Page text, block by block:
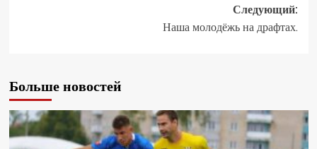
Следующий:
Наша молодёжь на драфтах.
Больше новостей